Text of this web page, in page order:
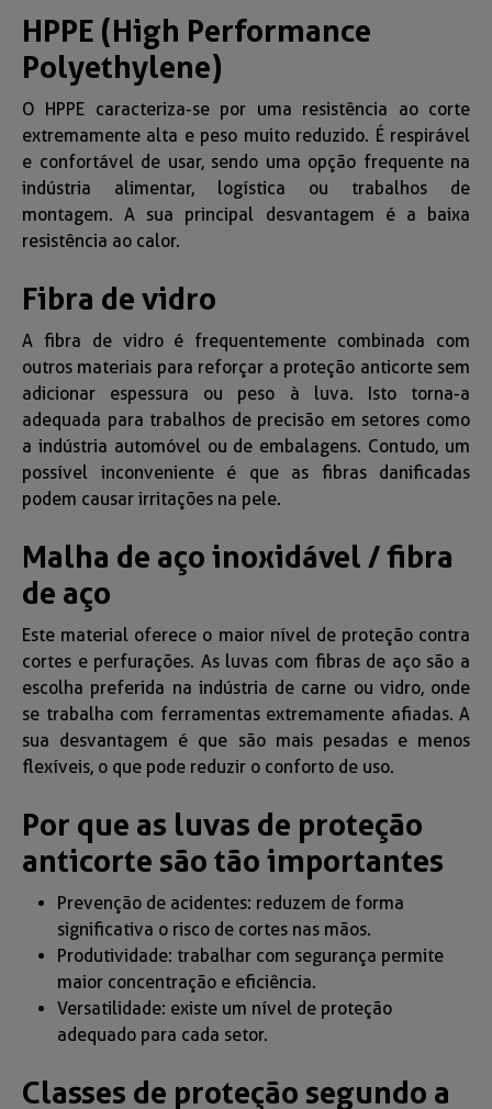
HPPE (High Performance
Polyethylene)
O HPPE caracteriza-se por uma resistência ao corte
extremamente alta e peso muito reduzido. É respirável
e confortável de usar, sendo uma opção frequente na
indústria alimentar, logística ou trabalhos de
montagem. A sua principal desvantagem é a baixa
resistência ao calor.
Fibra de vidro
A fibra de vidro é frequentemente combinada com
outros materiais para reforçar a proteção anticorte sem
adicionar espessura ou peso à luva. Isto torna-a
adequada para trabalhos de precisão em setores como
a indústria automóvel ou de embalagens. Contudo, um
possível inconveniente é que as fibras danificadas
podem causar irritações na pele.
Malha de aço inoxidável / fibra
de aço
Este material oferece o maior nível de proteção contra
cortes e perfurações. As luvas com fibras de aço são a
escolha preferida na indústria de carne ou vidro, onde
se trabalha com ferramentas extremamente afiadas. A
sua desvantagem é que são mais pesadas e menos
flexíveis, o que pode reduzir o conforto de uso.
Por que as luvas de proteção
anticorte são tão importantes
Prevenção de acidentes: reduzem de forma
significativa o risco de cortes nas mãos.
Produtividade: trabalhar com segurança permite
maior concentração e eficiência.
Versatilidade: existe um nível de proteção
adequado para cada setor.
Classes de proteção segundo a